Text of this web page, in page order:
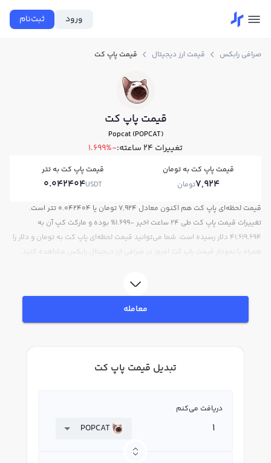
ورود ثبت‌نام
صرافی رابکس قیمت ارز دیجیتال قیمت پاپ کت
قیمت پاپ کت
Popcat (POPCAT)
تغییرات ۲۴ ساعته: -1.699%
قیمت پاپ کت به تومان
7,924تومان
قیمت پاپ کت به تتر
0.042404USDT
قیمت لحظه‌ای پاپ کت هم اکنون معادل 7,924 تومان یا 0.042404 تتر است.
تغییرات قیمت پاپ کت طی 24 ساعت اخیر -1.699% بوده و مارکت کپ آن به
41,619,694 دلار رسیده است. شما می‌توانید قیمت لحظه‌ای پاپ کت به تومان و دلار را
همراه با نمودار قیمت پاپ کت امروز در صرافی ارز دیجیتال رابکس مشاهده کنید.
معامله
تبدیل قیمت پاپ کت
دریافت می‌کنم
POPCAT